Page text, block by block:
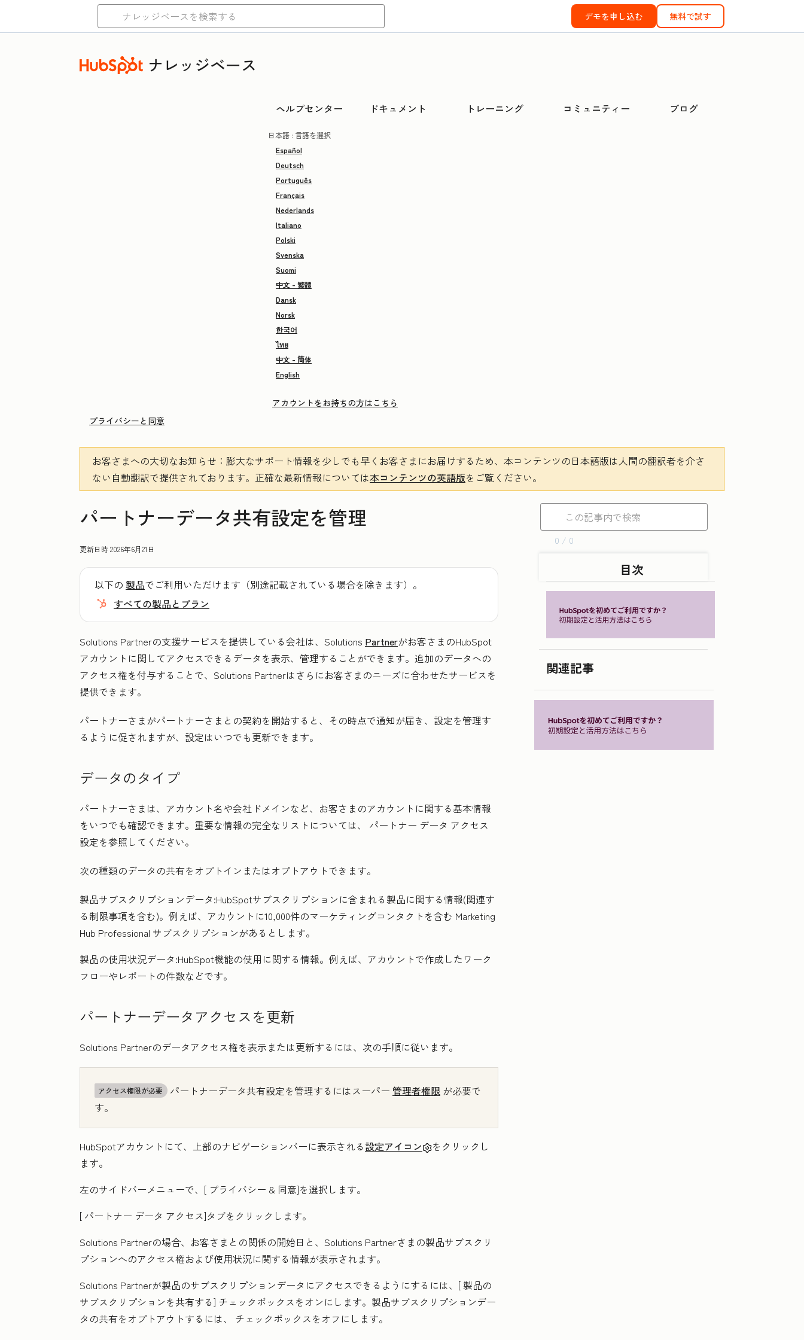
デモを申し込む 無料で試す
ナレッジベース
ヘルプセンター ドキュメント トレーニング コミュニティー ブログ
日本語 : 言語を選択
Español
Deutsch
Português
Français
Nederlands
Italiano
Polski
Svenska
Suomi
中文 - 繁體
Dansk
Norsk
한국어
ไทย
中文 - 简体
English
アカウントをお持ちの方はこちら
プライバシーと同意
お客さまへの大切なお知らせ ：膨大なサポート情報を少しでも早くお客さまにお届けするため、本コンテンツの日本語版は人間の翻訳者を介さ
ない自動翻訳で提供されております。 正確な最新情報については本コンテンツの英語版をご覧ください。
パートナーデータ共有設定を管理
更新日時2026年6月21日
以下の 製品でご利用いただけます（別途記載されている場合を除きます）。
すべての製品とプラン
Solutions Partnerの支援サービスを提供している会社は、Solutions Partnerがお客さまのHubSpot
アカウントに関してアクセスできるデータを表示、管理することができます。追加のデータへの
アクセス権を付与することで、Solutions Partnerはさらにお客さまのニーズに合わせたサービスを
提供できます。
パートナーさまがパートナーさまとの契約を開始すると、その時点で通知が届き、設定を管理す
るように促されますが、設定はいつでも更新できます。
データのタイプ
パートナーさまは、アカウント名や会社ドメインなど、お客さまのアカウントに関する基本情報
をいつでも確認できます。重要な情報の完全なリストについては、 パートナー データ アクセス
設定を参照してください。
次の種類のデータの共有をオプトインまたはオプトアウトできます。
製品サブスクリプションデータ:HubSpotサブスクリプションに含まれる製品に関する情報(関連す
る制限事項を含む)。例えば、アカウントに10,000件のマーケティングコンタクトを含む Marketing
Hub Professional サブスクリプションがあるとします。
製品の使用状況データ:HubSpot機能の使用に関する情報。例えば、アカウントで作成したワーク
フローやレポートの件数などです。
パートナーデータアクセスを更新
Solutions Partnerのデータアクセス権を表示または更新するには、次の手順に従います。
アクセス権限が必要 パートナーデータ共有設定を管理するにはスーパー 管理者権限 が必要で
す。
HubSpotアカウントにて、上部のナビゲーションバーに表示される設定アイコン
をクリックし
ます。
左のサイドバーメニューで、[ プライバシー & 同意]を選択します。
[ パートナー データ アクセス]タブをクリックします。
Solutions Partnerの場合、お客さまとの関係の開始日と、Solutions Partnerさまの製品サブスクリ
プションへのアクセス権および使用状況に関する情報が表示されます。
Solutions Partnerが製品のサブスクリプションデータにアクセスできるようにするには、[製品の
サブスクリプションを共有する] チェックボックスをオンにします。製品サブスクリプションデー
タの共有をオプトアウトするには、 チェックボックスをオフにします。
0 / 0
目次
関連記事